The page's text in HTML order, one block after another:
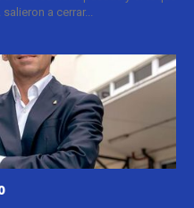
a cerrar...